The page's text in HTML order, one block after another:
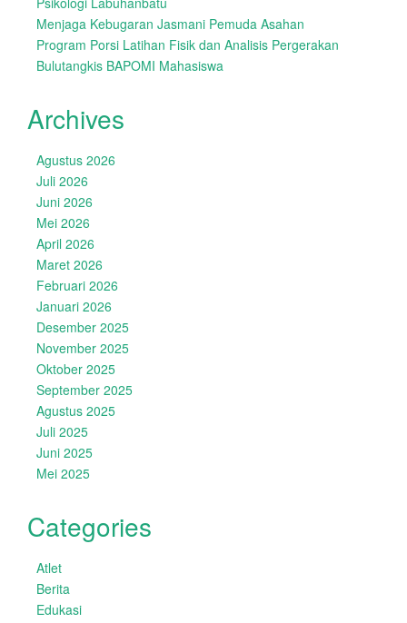
Menjaga Kebugaran Jasmani Pemuda Asahan
Program Porsi Latihan Fisik dan Analisis Pergerakan
Bulutangkis BAPOMI Mahasiswa
Archives
Agustus 2026
Juli 2026
Juni 2026
Mei 2026
April 2026
Maret 2026
Februari 2026
Januari 2026
Desember 2025
November 2025
Oktober 2025
September 2025
Agustus 2025
Juli 2025
Juni 2025
Mei 2025
Categories
Atlet
Berita
Edukasi